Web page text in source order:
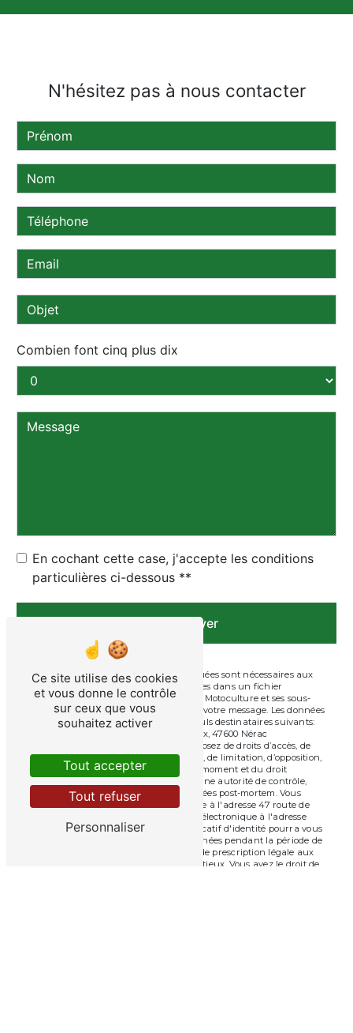
N'hésitez pas à nous contacter
Combien font cinq plus dix
En cochant cette case, j'accepte les conditions
particulières ci-dessous **
Envoyer
** Les données personnelles communiquées sont nécessaires aux
fins de vous contacter et sont enregistrées dans un fichier
informatisé. Elles sont destinées à Albret Motoculture et ses sous-
traitants dans le seul but de répondre à votre message. Les données
collectées seront communiquées aux seuls destinataires suivants:
Albret Motoculture 47 route de Bordeaux, 47600 Nérac
albretmotoculture@orange.fr. Vous disposez de droits d’accès, de
rectification, d’effacement, de portabilité, de limitation, d’opposition,
de retrait de votre consentement à tout moment et du droit
d’introduire une réclamation auprès d’une autorité de contrôle,
ainsi que d’organiser le sort de vos données post-mortem. Vous
pouvez exercer ces droits par voie postale à l'adresse 47 route de
Bordeaux, 47600 Nérac ou par courrier électronique à l'adresse
albretmotoculture@orange.fr. Un justificatif d'identité pourra vous
être demandé. Nous conservons vos données pendant la période de
prise de contact puis pendant la durée de prescription légale aux
fins probatoires et de gestion des contentieux. Vous avez le droit de
Ce site utilise des cookies
et vous donne le contrôle
sur ceux que vous
souhaitez activer
Tout accepter
Tout refuser
Personnaliser